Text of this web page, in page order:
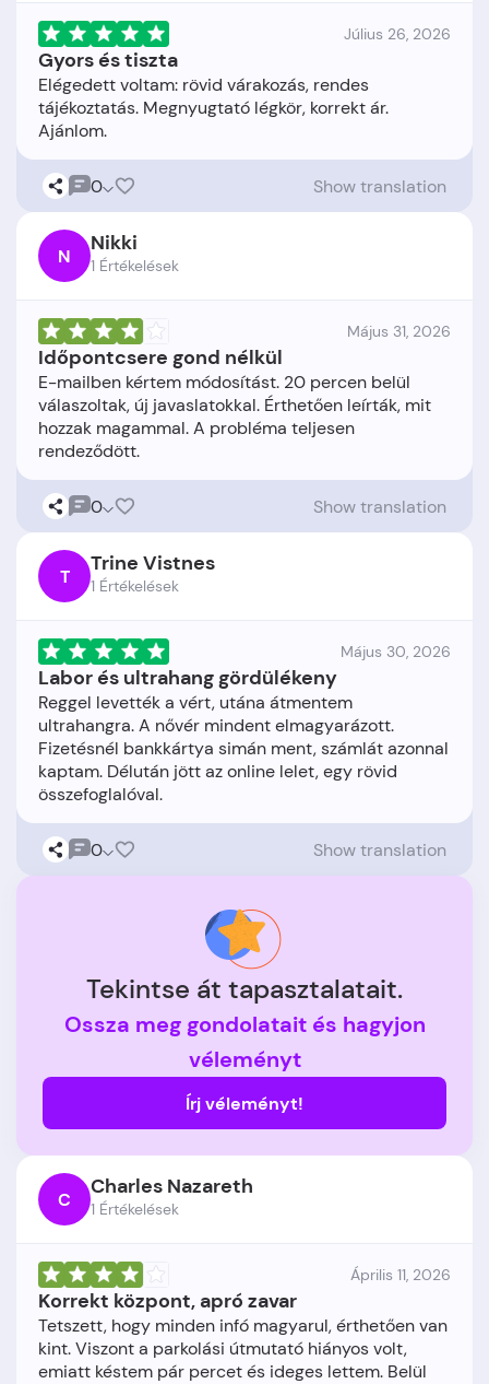
Július 26, 2026
Gyors és tiszta
Elégedett voltam: rövid várakozás, rendes
tájékoztatás. Megnyugtató légkör, korrekt ár.
0 Show translation
N Nikki
1 Értékelések
Május 31, 2026
Időpontcsere gond nélkül
E-mailben kértem módosítást. 20 percen belül
válaszoltak, új javaslatokkal. Érthetően leírták, mit
hozzak magammal. A probléma teljesen
0 Show translation
T Trine Vistnes
1 Értékelések
Május 30, 2026
Labor és ultrahang gördülékeny
Reggel levették a vért, utána átmentem
ultrahangra. A nővér mindent elmagyarázott.
Fizetésnél bankkártya simán ment, számlát azonnal
kaptam. Délután jött az online lelet, egy rövid
0 Show translation
Tekintse át tapasztalatait.
Ossza meg gondolatait és hagyjon
véleményt
Írj véleményt!
C Charles Nazareth
1 Értékelések
Április 11, 2026
Korrekt központ, apró zavar
Tetszett, hogy minden infó magyarul, érthetően van
kint. Viszont a parkolási útmutató hiányos volt,
emiatt késtem pár percet és ideges lettem. Belül